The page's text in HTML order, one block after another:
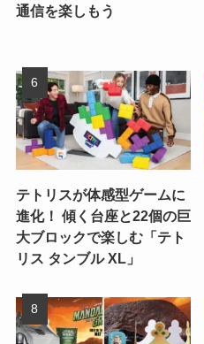
通信を楽しもう
テトリスが体感型ゲームに
進化！ 傾く台座と22個の巨
大ブロックで楽しむ「テト
リス タンブル XL」